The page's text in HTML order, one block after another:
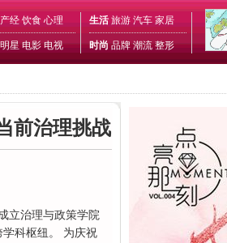
产经 饮食 心理
明星 电影 电视
生活 旅游 汽车 家居
时尚 品牌 潮流 整形
前治理挑战
立治理与政策学院
科枢纽。 为庆祝